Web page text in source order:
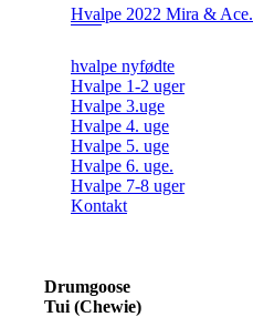
Hvalpe 2022 Mira & Ace.
hvalpe nyfødte
Hvalpe 1-2 uger
Hvalpe 3.uge
Hvalpe 4. uge
Hvalpe 5. uge
Hvalpe 6. uge.
Hvalpe 7-8 uger
Kontakt
Drumgoose
Tui (Chewie)